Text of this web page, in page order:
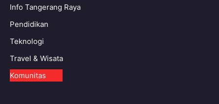
Info Tangerang Raya
Pendidikan
Teknologi
Travel & Wisata
Komunitas